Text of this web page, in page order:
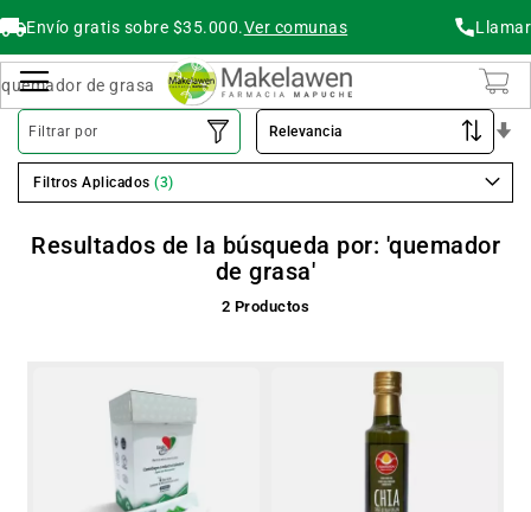
Envío gratis sobre $35.000.Ver comunas Llamar
Resultados de la búsqueda por: 'quemador
de grasa'
2 Productos
Filtrar por
Filtros Aplicados